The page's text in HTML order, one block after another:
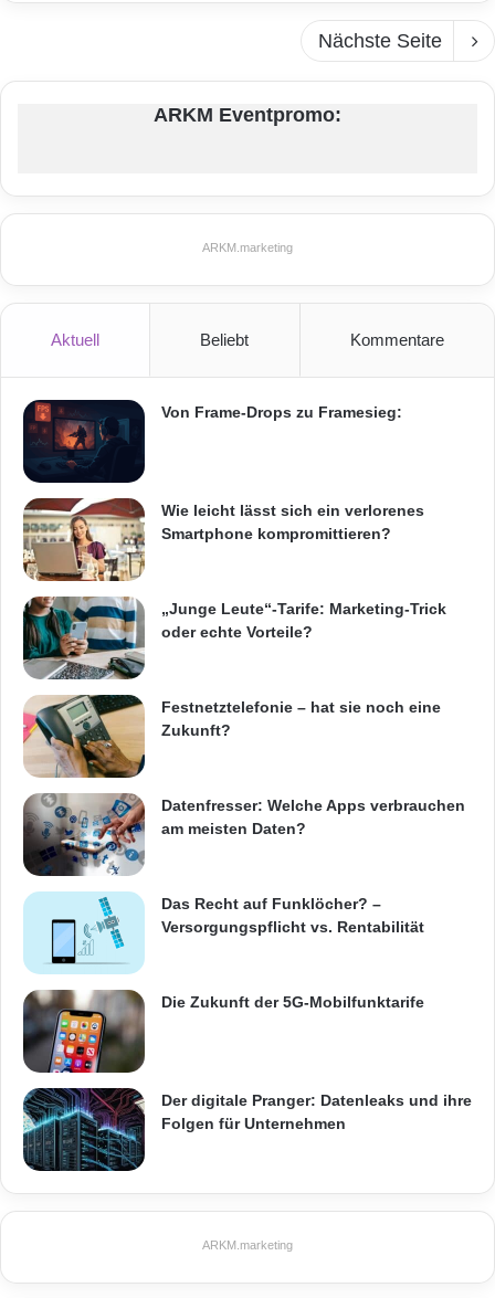
Nächste Seite
ARKM Eventpromo:
ARKM.marketing
Aktuell Beliebt Kommentare
Von Frame-Drops zu Framesieg:
Wie leicht lässt sich ein verlorenes
Smartphone kompromittieren?
„Junge Leute“-Tarife: Marketing-Trick
oder echte Vorteile?
Festnetztelefonie – hat sie noch eine
Zukunft?
Datenfresser: Welche Apps verbrauchen
am meisten Daten?
Das Recht auf Funklöcher? –
Versorgungspflicht vs. Rentabilität
Die Zukunft der 5G-Mobilfunktarife
Der digitale Pranger: Datenleaks und ihre
Folgen für Unternehmen
ARKM.marketing